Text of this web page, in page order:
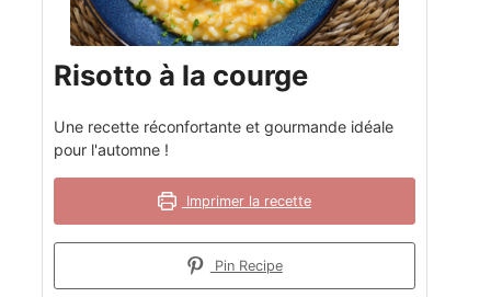
Risotto à la courge
Une recette réconfortante et gourmande idéale
pour l'automne !
Imprimer la recette
Pin Recipe